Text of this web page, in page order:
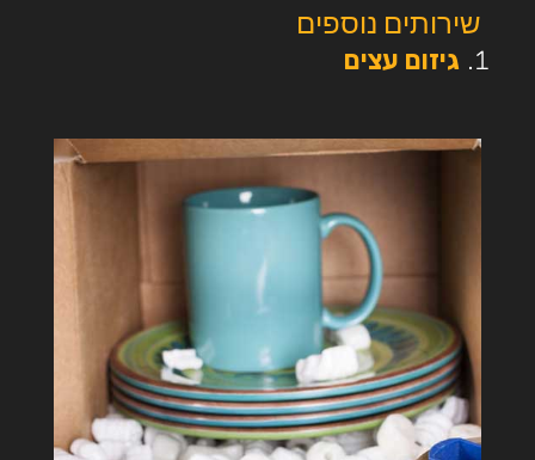
שירותים נוספים
גיזום עצים